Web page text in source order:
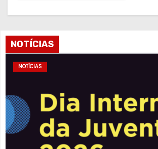
NOTÍCIAS
NOTÍCIAS